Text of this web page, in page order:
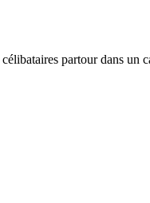
partour dans un